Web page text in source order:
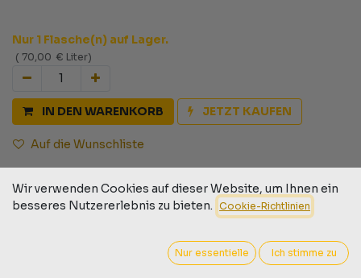
Nur 1 Flasche(n) auf Lager.
( 70,00 € Liter)
IN DEN WARENKORB JETZT KAUFEN
Auf die Wunschliste
30-Tage-Geld-zurück-Garantie
Versand: 2-3 Geschäftstage
Wir verwenden Cookies auf dieser Website, um Ihnen ein
besseres Nutzererlebnis zu bieten. Cookie-Richtlinien
Nur essentielle Ich stimme zu